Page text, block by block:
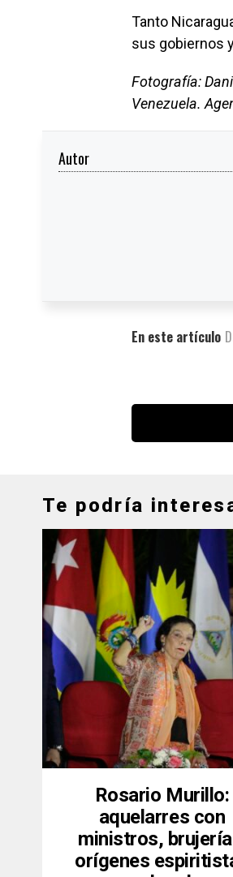
Tanto
sus gobiernos
Fotografía:
Venezuela.
Autor
En este artículo
Te podría
Rosario Murillo:
aquelarres con
ministros,
orígenes